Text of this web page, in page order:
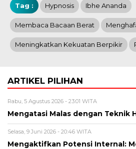
Tag : Hypnosis Ibhe Ananda
Membaca Bacaan Berat
Meningkatkan Kekuatan Berpikir
ARTIKEL PILIHAN
Rabu, 5 Agustus 2026 - 23:01 WITA
Mengatasi Malas dengan Teknik
Selasa, 9 Juni 2026 - 20:46 WITA
Mengaktifkan Potensi Internal: